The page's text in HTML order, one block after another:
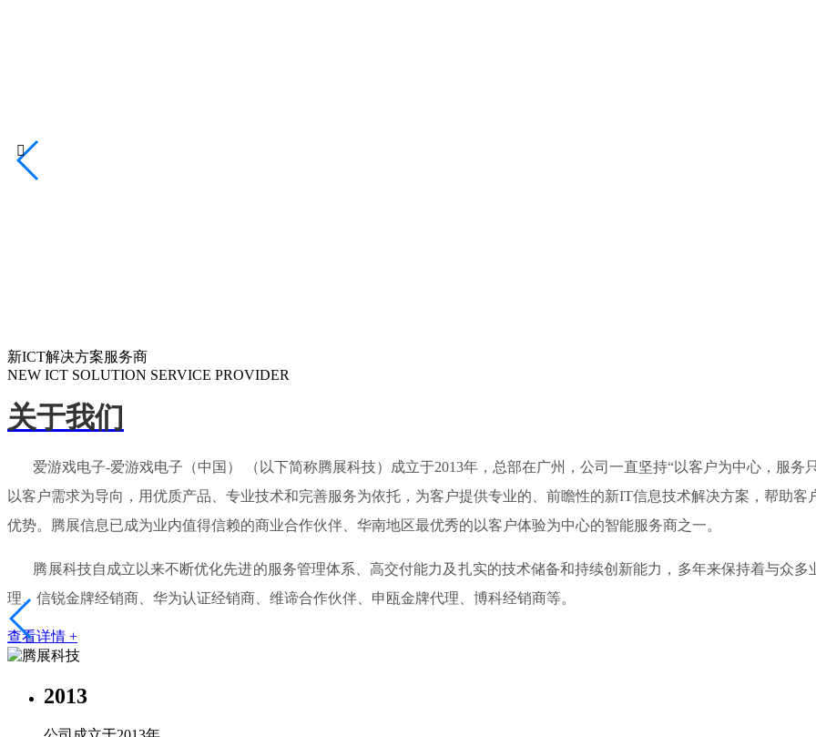
新ICT解决方案服务商
NEW ICT SOLUTION SERVICE PROVIDER

关于我们
爱游戏电子-爱游戏电子（中国） （以下简称腾展科技）成立于2013年，总部在广州，公司一直坚持“以客户为中心，服务
以客户需求为导向，用优质产品、专业技术和完善服务为依托，为客户提供专业的、前瞻性的新IT信息技术解决方案，帮助
优势。腾展信息已成为业内值得信赖的商业合作伙伴、华南地区最优秀的以客户体验为中心的智能服务商之一。
腾展科技自成立以来不断优化先进的服务管理体系、高交付能力及扎实的技术储备和持续创新能力，多年来保持着与众多
理、信锐金牌经销商、华为认证经销商、维谛合作伙伴、申瓯金牌代理、博科经销商等。
查看详情 +
2013